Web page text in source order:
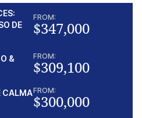
DE
FROM:
$347,000
&
FROM:
$309,100
CALMAFROM:
$300,000